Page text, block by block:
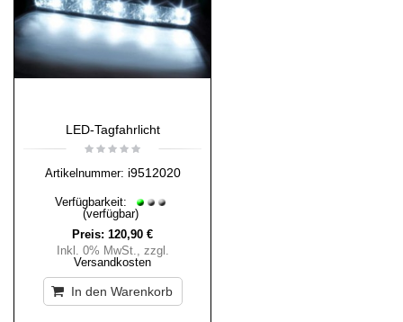
LED-Tagfahrlicht
Artikelnummer: i9512020
Verfügbarkeit:
(verfügbar)
Preis: 120,90 €
Inkl. 0% MwSt., zzgl.
Versandkosten
In den Warenkorb